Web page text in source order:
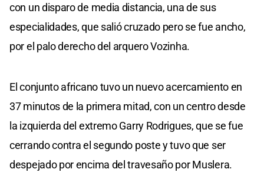
con un disparo de media distancia, una de sus
especialidades, que salió cruzado pero se fue ancho,
por el palo derecho del arquero Vozinha.
El conjunto africano tuvo un nuevo acercamiento en
37 minutos de la primera mitad, con un centro desde
la izquierda del extremo Garry Rodrigues, que se fue
cerrando contra el segundo poste y tuvo que ser
despejado por encima del travesaño por Muslera.